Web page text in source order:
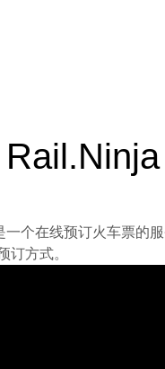
一个在线预订火车票的
订方式。